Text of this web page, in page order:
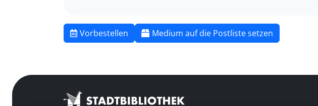
Vorbestellen Medium auf die Postliste setzen